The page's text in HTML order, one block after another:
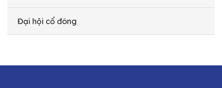
Đại hội cổ đông